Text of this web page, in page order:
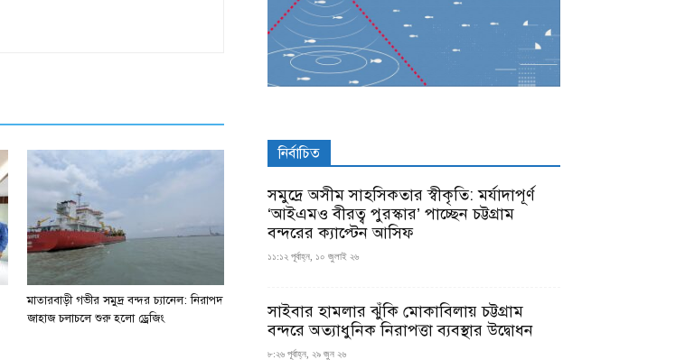
মাতারবাড়ী গভীর সমুদ্র বন্দর চ্যানেল: নিরাপদ
জাহাজ চলাচলে শুরু হলো ড্রেজিং
নির্বাচিত
সমুদ্রে অসীম সাহসিকতার স্বীকৃতি: মর্যাদাপূর্ণ
‘আইএমও বীরত্ব পুরস্কার’ পাচ্ছেন চট্টগ্রাম
বন্দরের ক্যাপ্টেন আসিফ
১১:১২ পূর্বাহ্ন, ১০ জুলাই ২৬
সাইবার হামলার ঝুঁকি মোকাবিলায় চট্টগ্রাম
বন্দরে অত্যাধুনিক নিরাপত্তা ব্যবস্থার উদ্বোধন
৮:২৬ পূর্বাহ্ন, ২৯ জুন ২৬